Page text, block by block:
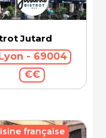
Jutard
- 69004
€€
française